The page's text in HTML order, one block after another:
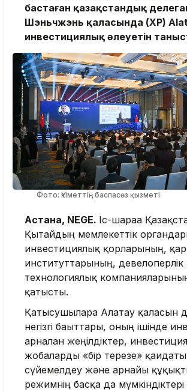
бастаған қазақстандық
Шэньчжэнь қаласында (ҚХР)
инвестициялық әлеуетін
Фото: Үкіметтің баспасөз қызметі
Астана, NEGE. Іс-шараға
Қытайдың мемлекеттік
инвестициялық қорларының,
институттарының,
технологиялық компанияларының
қатысты.
Қатысушыларға Алатау қаласын
негізгі бағыттары, оның ішінде
арналған жеңілдіктер,
жобаларды «бір терезе»
сүйемелдеу және арнайы
режимнің басқа да мүмкіндіктері